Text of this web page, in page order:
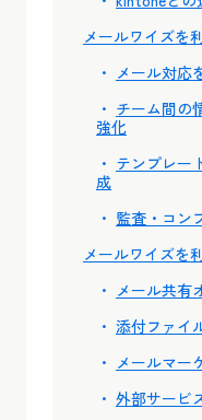
メールワイズを
メール対応
チーム間の
強化
テンプレー
成
監査・コン
メールワイズを
メール共有
添付ファイ
メールマー
外部サービ